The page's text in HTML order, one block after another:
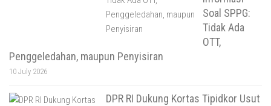
Soal SPPG:
Tidak Ada
OTT,
Penggeledahan, maupun Penyisiran
10 July 2026
DPR RI Dukung Kortas Tipidkor Usut